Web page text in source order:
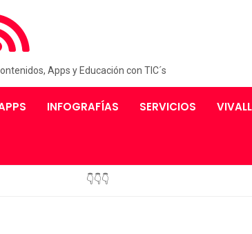
Apps y Educación con TIC´s
INFOGRAFÍAS SERVICIOS
👇👇👇